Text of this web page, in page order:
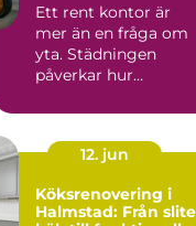
Ett rent kontor är
mer än en fråga om
yta. Städningen
påverkar hur
12. jun
Köksrenovering i
Halmstad: Från